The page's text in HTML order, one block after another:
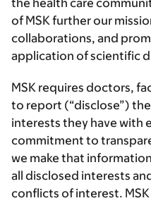
the health care
of MSK further our
collaborations, and
application of scientific
MSK requires doctors,
to report (“disclose”)
interests they have with
commitment to
we make that
all disclosed interests
conflicts of interest.